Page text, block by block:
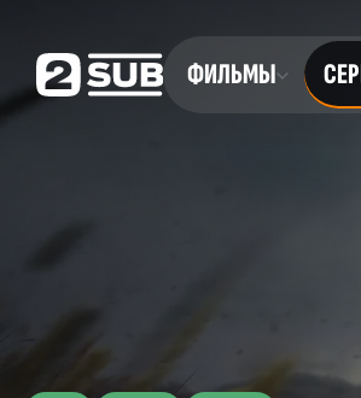
ФИЛЬМЫ